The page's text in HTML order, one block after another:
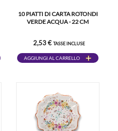
10 PIATTI DI CARTA ROTONDI
VERDE ACQUA - 22 CM
2,53 € TASSE INCLUSE
AGGIUNGI AL CARRELLO